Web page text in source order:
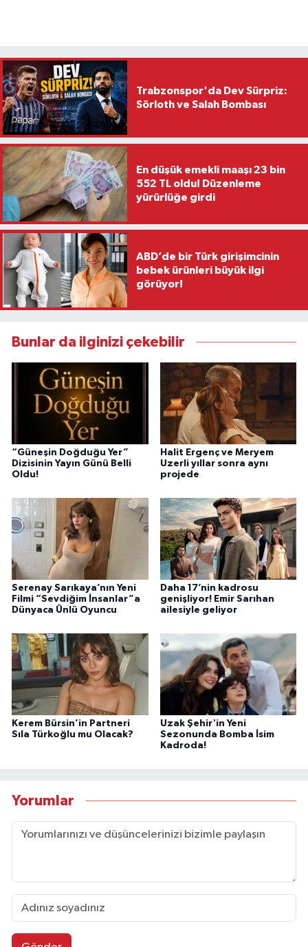
Trabzonspor'da Dev Sürpriz:
Sörloth ve Salah Bombası
En düşük emekli maaşı 23 bin
552 TL oldu! Düzenleme
yürürlüğe girdi
ABD’de bir Türk girişimcinin
bebek ürünleri büyük ilgi
görüyor!
Bunlar da ilginizi çekebilir
“Güneşin Doğduğu Yer”
Dizisinin Yayın Günü Belli
Oldu!
Halit Ergenç ve Meryem
Uzerli yıllar sonra aynı
projede
Serenay Sarıkaya’nın Yeni
Filmi “Sevdiğim İnsanlar”a
Dünyaca Ünlü Oyuncu
Daha 17’nin kadrosu
genişliyor! Emir Sarıhan
ailesiyle geliyor
Kerem Bürsin’in Partneri
Sıla Türkoğlu mu Olacak?
Uzak Şehir'in Yeni
Sezonunda Bomba İsim
Kadroda!
Yorumlar